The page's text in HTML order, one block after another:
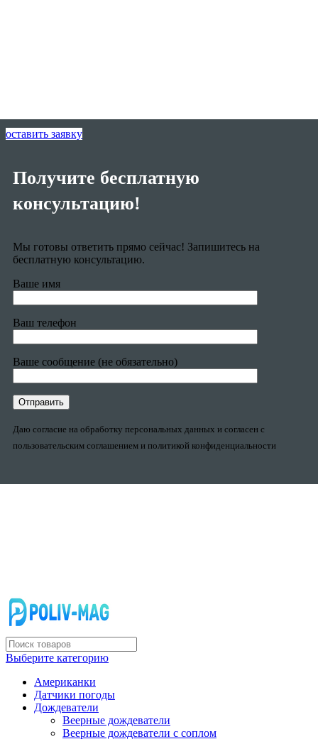
оставить заявку
Получите бесплатную
консультацию!
Мы готовы ответить прямо сейчас! Запишитесь на
бесплатную консультацию.
Ваше имя
Ваш телефон
Ваше сообщение (не обязательно)
Даю согласие на обработку персональных данных и согласен с
пользовательским соглашением и политикой конфиденциальности
Выберите категорию
Американки
Датчики погоды
Дождеватели
Веерные дождеватели
Веерные дождеватели с соплом